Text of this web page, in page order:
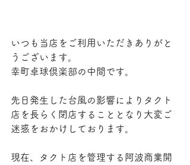
いつも当店をご利用いただきありがと
うございます。
幸町卓球倶楽部の中間です。
先日発生した台風の影響によりタクト
店を長らく閉店することとなり大変ご
迷惑をおかけしております。
現在、タクト店を管理する阿波商業開